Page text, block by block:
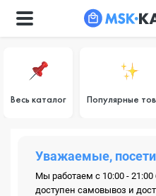
Весь каталог Популярные
Уважаемые,
Мы работаем с 10:00 -
доступен самовывоз и